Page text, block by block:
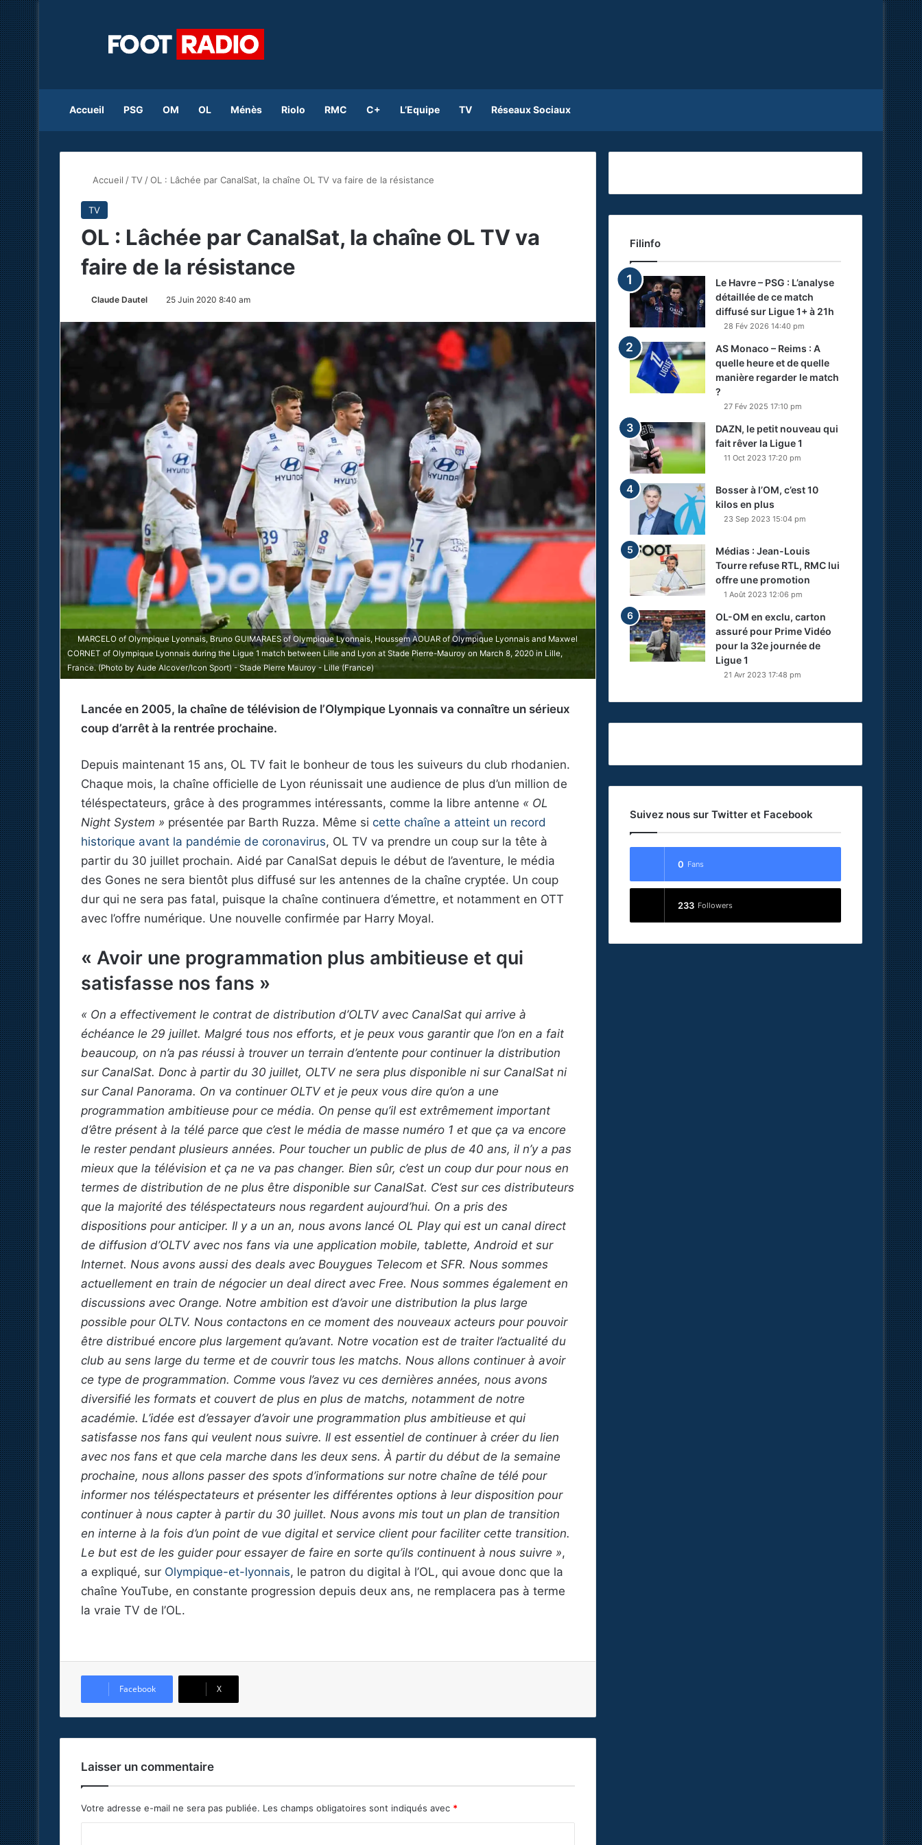
Accueil PSG OM OL Ménès Riolo RMC C+ L’Equipe TV Réseaux Sociaux
Accueil /TV /OL : Lâchée par CanalSat, la chaîne OL TV va faire de la résistance
TV
OL : Lâchée par CanalSat, la chaîne OL TV va
faire de la résistance
Claude Dautel 25 Juin 2020 8:40 am
MARCELO of Olympique Lyonnais, Bruno GUIMARAES of Olympique Lyonnais, Houssem AOUAR of Olympique Lyonnais and Maxwel
CORNET of Olympique Lyonnais during the Ligue 1 match between Lille and Lyon at Stade Pierre-Mauroy on March 8, 2020 in Lille,
France. (Photo by Aude Alcover/Icon Sport) - Stade Pierre Mauroy - Lille (France)
Lancée en 2005, la chaîne de télévision de l’Olympique Lyonnais va connaître un sérieux
coup d’arrêt à la rentrée prochaine.
Depuis maintenant 15 ans, OL TV fait le bonheur de tous les suiveurs du club rhodanien.
Chaque mois, la chaîne officielle de Lyon réunissait une audience de plus d’un million de
téléspectateurs, grâce à des programmes intéressants, comme la libre antenne « OL
Night System » présentée par Barth Ruzza. Même si cette chaîne a atteint un record
historique avant la pandémie de coronavirus, OL TV va prendre un coup sur la tête à
partir du 30 juillet prochain. Aidé par CanalSat depuis le début de l’aventure, le média
des Gones ne sera bientôt plus diffusé sur les antennes de la chaîne cryptée. Un coup
dur qui ne sera pas fatal, puisque la chaîne continuera d’émettre, et notamment en OTT
avec l’offre numérique. Une nouvelle confirmée par Harry Moyal.
« Avoir une programmation plus ambitieuse et qui
satisfasse nos fans »
« On a effectivement le contrat de distribution d’OLTV avec CanalSat qui arrive à
échéance le 29 juillet. Malgré tous nos efforts, et je peux vous garantir que l’on en a fait
beaucoup, on n’a pas réussi à trouver un terrain d’entente pour continuer la distribution
sur CanalSat. Donc à partir du 30 juillet, OLTV ne sera plus disponible ni sur CanalSat ni
sur Canal Panorama. On va continuer OLTV et je peux vous dire qu’on a une
programmation ambitieuse pour ce média. On pense qu’il est extrêmement important
d’être présent à la télé parce que c’est le média de masse numéro 1 et que ça va encore
le rester pendant plusieurs années. Pour toucher un public de plus de 40 ans, il n’y a pas
mieux que la télévision et ça ne va pas changer. Bien sûr, c’est un coup dur pour nous en
termes de distribution de ne plus être disponible sur CanalSat. C’est sur ces distributeurs
que la majorité des téléspectateurs nous regardent aujourd’hui. On a pris des
dispositions pour anticiper. Il y a un an, nous avons lancé OL Play qui est un canal direct
de diffusion d’OLTV avec nos fans via une application mobile, tablette, Android et sur
Internet. Nous avons aussi des deals avec Bouygues Telecom et SFR. Nous sommes
actuellement en train de négocier un deal direct avec Free. Nous sommes également en
discussions avec Orange. Notre ambition est d’avoir une distribution la plus large
possible pour OLTV. Nous contactons en ce moment des nouveaux acteurs pour pouvoir
être distribué encore plus largement qu’avant. Notre vocation est de traiter l’actualité du
club au sens large du terme et de couvrir tous les matchs. Nous allons continuer à avoir
ce type de programmation. Comme vous l’avez vu ces dernières années, nous avons
diversifié les formats et couvert de plus en plus de matchs, notamment de notre
académie. L’idée est d’essayer d’avoir une programmation plus ambitieuse et qui
satisfasse nos fans qui veulent nous suivre. Il est essentiel de continuer à créer du lien
avec nos fans et que cela marche dans les deux sens. À partir du début de la semaine
prochaine, nous allons passer des spots d’informations sur notre chaîne de télé pour
informer nos téléspectateurs et présenter les différentes options à leur disposition pour
continuer à nous capter à partir du 30 juillet. Nous avons mis tout un plan de transition
en interne à la fois d’un point de vue digital et service client pour faciliter cette transition.
Le but est de les guider pour essayer de faire en sorte qu’ils continuent à nous suivre »,
a expliqué, sur Olympique-et-lyonnais, le patron du digital à l’OL, qui avoue donc que la
chaîne YouTube, en constante progression depuis deux ans, ne remplacera pas à terme
la vraie TV de l’OL.
Facebook X
Laisser un commentaire
Votre adresse e-mail ne sera pas publiée. Les champs obligatoires sont indiqués avec *
Filinfo
Le Havre – PSG : L’analyse
détaillée de ce match
diffusé sur Ligue 1+ à 21h
28 Fév 2026 14:40 pm
AS Monaco – Reims : A
quelle heure et de quelle
manière regarder le match
?
27 Fév 2025 17:10 pm
DAZN, le petit nouveau qui
fait rêver la Ligue 1
11 Oct 2023 17:20 pm
Bosser à l’OM, c’est 10
kilos en plus
23 Sep 2023 15:04 pm
Médias : Jean-Louis
Tourre refuse RTL, RMC lui
offre une promotion
1 Août 2023 12:06 pm
OL-OM en exclu, carton
assuré pour Prime Vidéo
pour la 32e journée de
Ligue 1
21 Avr 2023 17:48 pm
Suivez nous sur Twitter et Facebook
0 Fans
233 Followers